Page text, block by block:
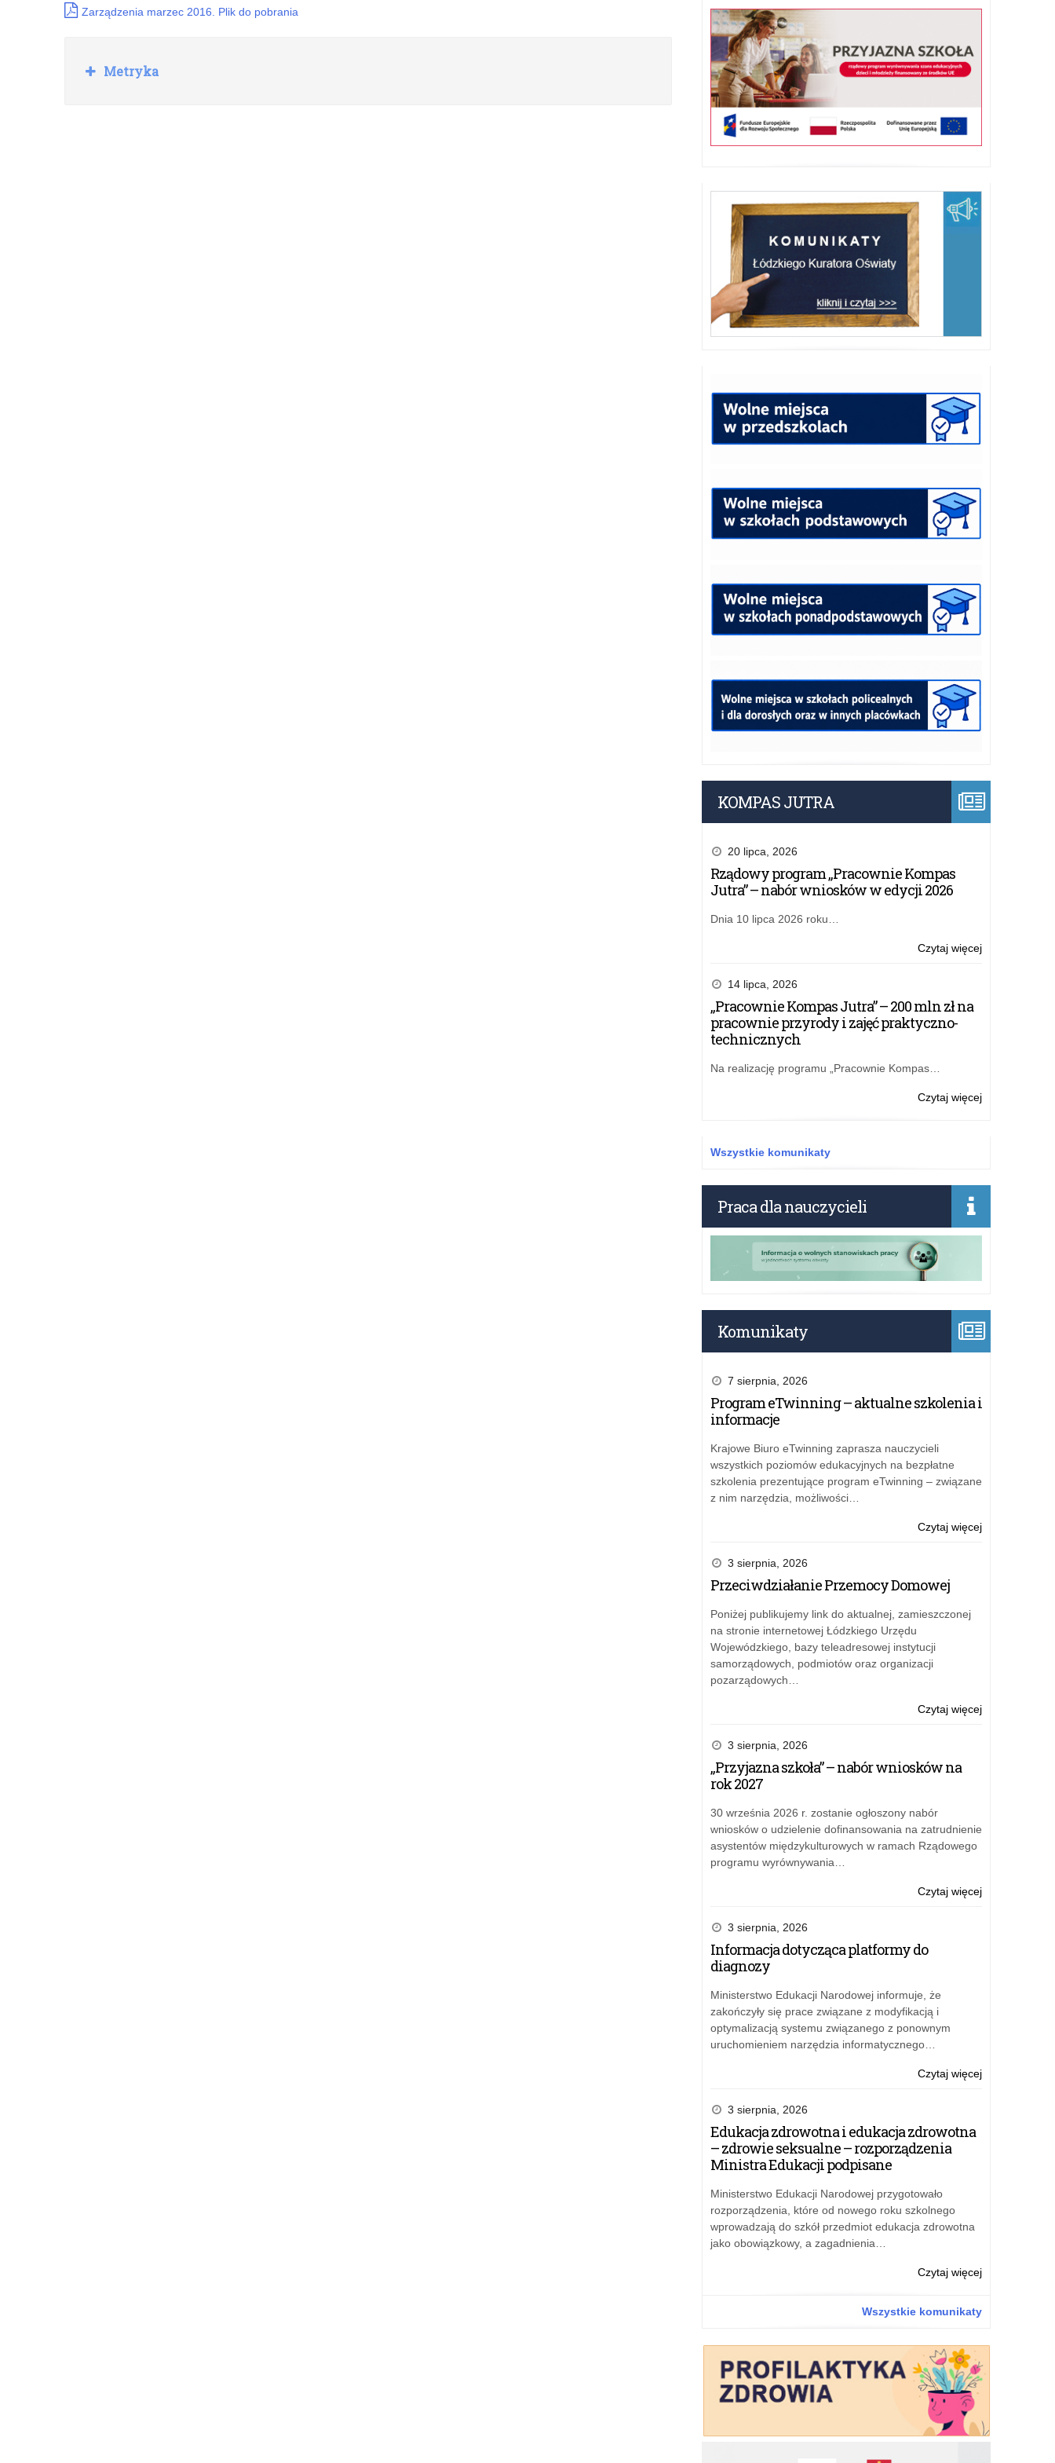
Zarządzenia marzec 2016. Plik do pobrania
Rozwiń
Metryka
KOMPAS JUTRA
20 lipca, 2026
Rządowy program „Pracownie Kompas
Jutra” – nabór wniosków w edycji 2026
Dnia 10 lipca 2026 roku…
Czytaj więcejo:
14 lipca, 2026
„Pracownie Kompas Jutra” – 200 mln zł na
pracownie przyrody i zajęć praktyczno-
technicznych
Na realizację programu „Pracownie Kompas…
Czytaj więcejo:
Wszystkie komunikaty
Praca dla nauczycieli
Komunikaty
7 sierpnia, 2026
Program eTwinning – aktualne szkolenia i
informacje
Krajowe Biuro eTwinning zaprasza nauczycieli
wszystkich poziomów edukacyjnych na bezpłatne
szkolenia prezentujące program eTwinning – związane
z nim narzędzia, możliwości…
Czytaj więcejo:
3 sierpnia, 2026
Przeciwdziałanie Przemocy Domowej
Poniżej publikujemy link do aktualnej, zamieszczonej
na stronie internetowej Łódzkiego Urzędu
Wojewódzkiego, bazy teleadresowej instytucji
samorządowych, podmiotów oraz organizacji
pozarządowych…
Czytaj więcejo:
3 sierpnia, 2026
„Przyjazna szkoła” – nabór wniosków na
rok 2027
30 września 2026 r. zostanie ogłoszony nabór
wniosków o udzielenie dofinansowania na zatrudnienie
asystentów międzykulturowych w ramach Rządowego
programu wyrównywania…
Czytaj więcejo:
3 sierpnia, 2026
Informacja dotycząca platformy do
diagnozy
Ministerstwo Edukacji Narodowej informuje, że
zakończyły się prace związane z modyfikacją i
optymalizacją systemu związanego z ponownym
uruchomieniem narzędzia informatycznego…
Czytaj więcejo:
3 sierpnia, 2026
Edukacja zdrowotna i edukacja zdrowotna
– zdrowie seksualne – rozporządzenia
Ministra Edukacji podpisane
Ministerstwo Edukacji Narodowej przygotowało
rozporządzenia, które od nowego roku szkolnego
wprowadzają do szkół przedmiot edukacja zdrowotna
jako obowiązkowy, a zagadnienia…
Czytaj więcejo:
Wszystkie komunikaty